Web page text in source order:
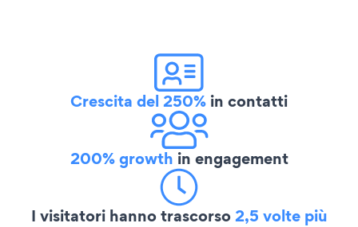
Crescita del 250% in contatti
200% growth in engagement
I visitatori hanno trascorso2,5 volte più